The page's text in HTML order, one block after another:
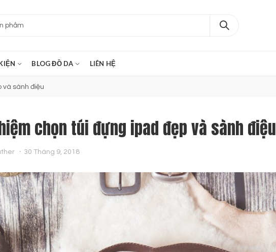
BLOG ĐỒ DA LIÊN HỆ
và sành điệu
chọn túi đựng ipad đẹp và sành điệu
30 Tháng 9, 2018